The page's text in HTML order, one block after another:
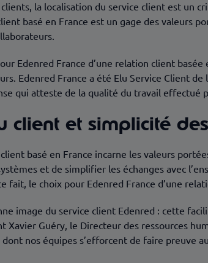
la localisation du service client est un
basé en France est un gage des valeurs
Edenred France d’une relation client
Edenred France a été Elu Service Client
qui atteste de la qualité du travail effectué
client et simplicité
client basé en France incarne les valeurs
et de simplifier les échanges avec
fait, le choix pour Edenred France d’une
image du service client Edenred : cette
Xavier Guéry, le Directeur des ressources
nos équipes s’efforcent de faire preuve